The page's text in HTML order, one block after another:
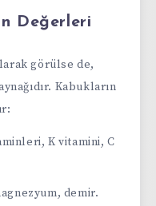
Değerleri
görülse de,
Kabukların
K vitamini, C
demir.